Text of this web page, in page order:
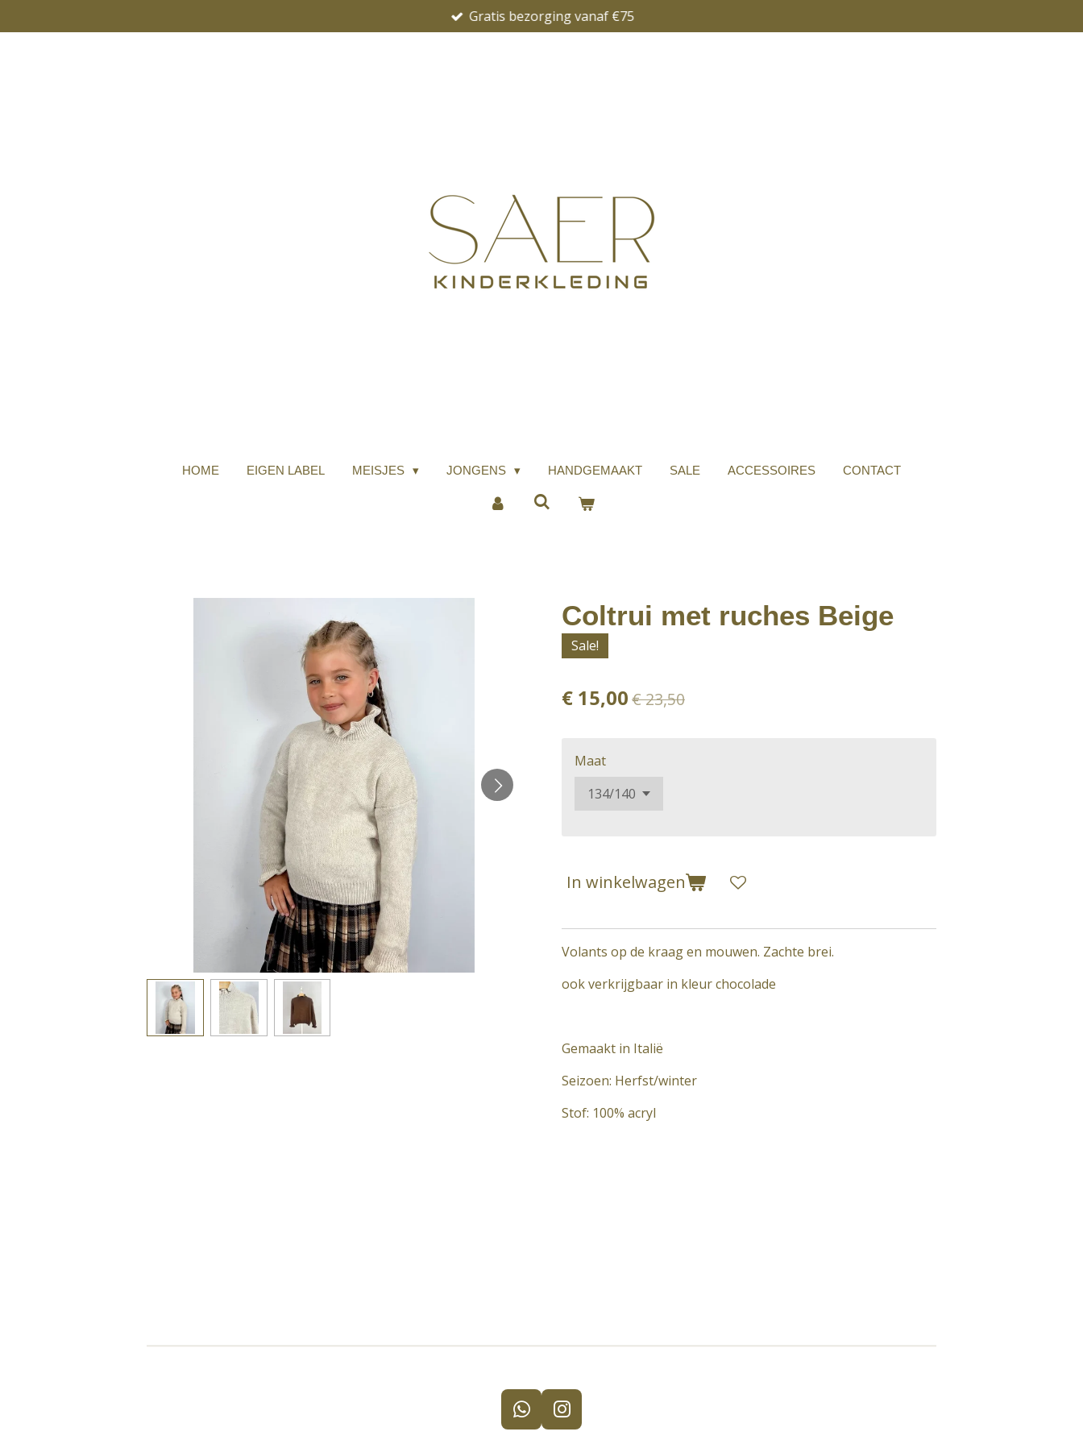
direct
Gratis bezorging vanaf €75
HOME EIGEN LABEL MEISJES JONGENS HANDGEMAAKT SALE ACCESSOIRES CONTACT
Coltrui met ruches Beige
Sale!
€ 15,00€ 23,50
Maat
In winkelwagen
Volants op de kraag en mouwen. Zachte brei.
ook verkrijgbaar in kleur chocolade
Gemaakt in Italië
Seizoen: Herfst/winter
Stof: 100% acryl
W
h
I
n